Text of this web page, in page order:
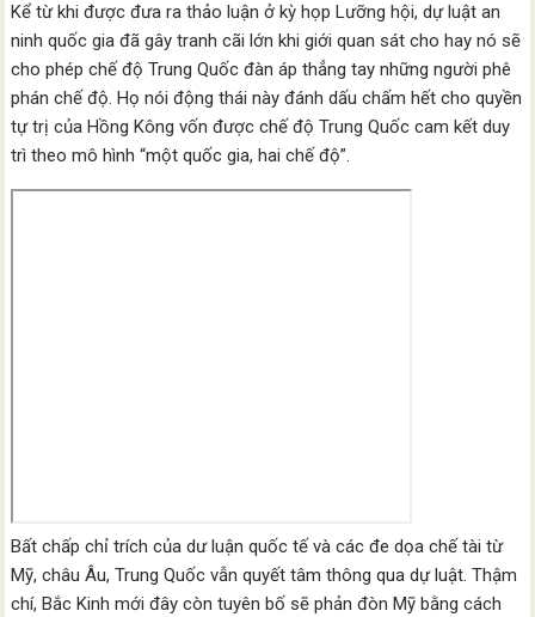
Kể từ khi được đưa ra thảo luận ở kỳ họp Lưỡng hội, dự luật an
ninh quốc gia đã gây tranh cãi lớn khi giới quan sát cho hay nó sẽ
cho phép chế độ Trung Quốc đàn áp thẳng tay những người phê
phán chế độ. Họ nói động thái này đánh dấu chấm hết cho quyền
tự trị của Hồng Kông vốn được chế độ Trung Quốc cam kết duy
trì theo mô hình “một quốc gia, hai chế độ”.
Bất chấp chỉ trích của dư luận quốc tế và các đe dọa chế tài từ
Mỹ, châu Âu, Trung Quốc vẫn quyết tâm thông qua dự luật. Thậm
chí, Bắc Kinh mới đây còn tuyên bố sẽ phản đòn Mỹ bằng cách